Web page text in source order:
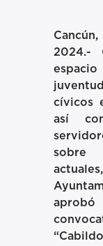
2024.-
cívicos
así
sobre